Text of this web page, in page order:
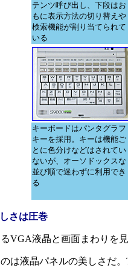
テンツ呼び出し、下段はお
もに表示方法の切り替えや
検索機能が割り当てられて
いる
キーボードはパンタグラフ
キーを採用。キーは機能ご
とに色分けなどはされてい
ないが、オーソドックスな
並び順で迷わずに利用でき
る
さは圧巻
VGA液晶と画面まわりを見
は液晶パネルの美しさだ